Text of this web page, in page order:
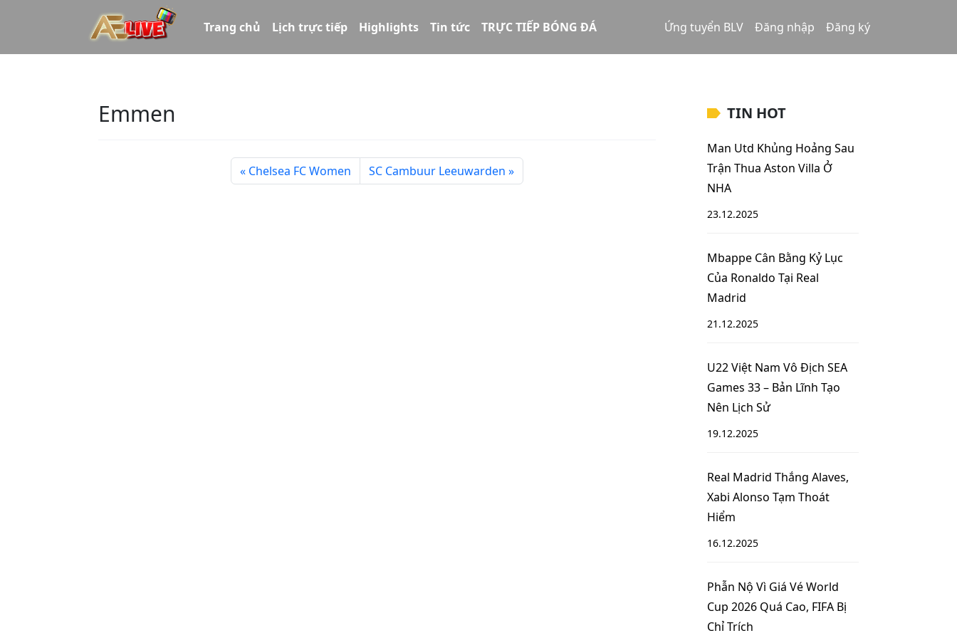
Trang chủ Lịch trực tiếp Highlights Tin tức TRỰC TIẾP BÓNG ĐÁ Ứng tuyển BLV Đăng nhập Đăng ký
Emmen
Chelsea FC Women SC Cambuur Leeuwarden
TIN HOT
Man Utd Khủng Hoảng Sau
Trận Thua Aston Villa Ở
NHA
23.12.2025
Mbappe Cân Bằng Kỷ Lục
Của Ronaldo Tại Real
Madrid
21.12.2025
U22 Việt Nam Vô Địch SEA
Games 33 – Bản Lĩnh Tạo
Nên Lịch Sử
19.12.2025
Real Madrid Thắng Alaves,
Xabi Alonso Tạm Thoát
Hiểm
16.12.2025
Phẫn Nộ Vì Giá Vé World
Cup 2026 Quá Cao, FIFA Bị
Chỉ Trích